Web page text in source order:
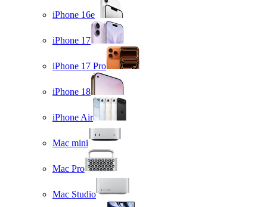
iPhone 16e
iPhone 17
iPhone 17 Pro
iPhone 18
iPhone Air
Mac mini
Mac Pro
Mac Studio